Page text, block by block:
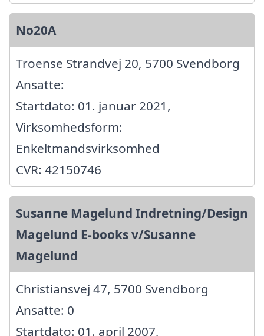
No20A
Troense Strandvej 20, 5700 Svendborg
Ansatte:
Startdato: 01. januar 2021,
Virksomhedsform:
Enkeltmandsvirksomhed
CVR: 42150746
Susanne Magelund Indretning/Design
Magelund E-books v/Susanne
Magelund
Christiansvej 47, 5700 Svendborg
Ansatte: 0
Startdato: 01. april 2007,